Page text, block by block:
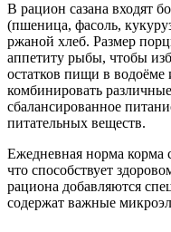
В рацион сазана входят
(пшеница, фасоль,
ржаной хлеб. Размер
аппетиту рыбы, чтобы
остатков пищи в водоёме
комбинировать
сбалансированное
питательных веществ.
Ежедневная норма корма
что способствует
рациона добавляются
содержат важные